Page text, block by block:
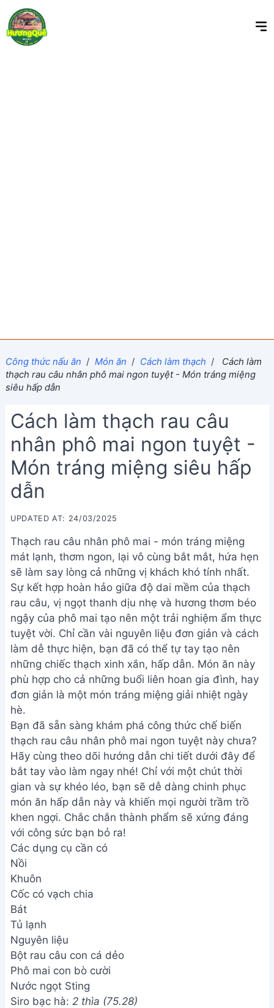
Công thức nấu ăn / Món ăn / Cách làm thạch /
Cách làm
thạch rau câu nhân phô mai ngon tuyệt - Món tráng miệng
siêu hấp dẫn
Cách làm thạch rau câu
nhân phô mai ngon tuyệt -
Món tráng miệng siêu hấp
dẫn
UPDATED AT: 24/03/2025
Thạch rau câu nhân phô mai - món tráng miệng
mát lạnh, thơm ngon, lại vô cùng bắt mắt, hứa hẹn
sẽ làm say lòng cả những vị khách khó tính nhất.
Sự kết hợp hoàn hảo giữa độ dai mềm của thạch
rau câu, vị ngọt thanh dịu nhẹ và hương thơm béo
ngậy của phô mai tạo nên một trải nghiệm ẩm thực
tuyệt vời. Chỉ cần vài nguyên liệu đơn giản và cách
làm dễ thực hiện, bạn đã có thể tự tay tạo nên
những chiếc thạch xinh xắn, hấp dẫn. Món ăn này
phù hợp cho cả những buổi liên hoan gia đình, hay
đơn giản là một món tráng miệng giải nhiệt ngày
hè.
Bạn đã sẵn sàng khám phá công thức chế biến
thạch rau câu nhân phô mai ngon tuyệt này chưa?
Hãy cùng theo dõi hướng dẫn chi tiết dưới đây để
bắt tay vào làm ngay nhé! Chỉ với một chút thời
gian và sự khéo léo, bạn sẽ dễ dàng chinh phục
món ăn hấp dẫn này và khiến mọi người trầm trồ
khen ngợi. Chắc chắn thành phẩm sẽ xứng đáng
với công sức bạn bỏ ra!
Các dụng cụ cần có
Nồi
Khuôn
Cốc có vạch chia
Bát
Tủ lạnh
Nguyên liệu
Bột rau câu con cá dẻo
Phô mai con bò cười
Nước ngọt Sting
Siro bạc hà: 2 thìa (75.28)